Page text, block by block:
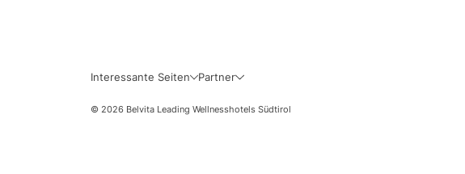
Interessante Seiten Partner
© 2026 Belvita Leading Wellnesshotels Südtirol